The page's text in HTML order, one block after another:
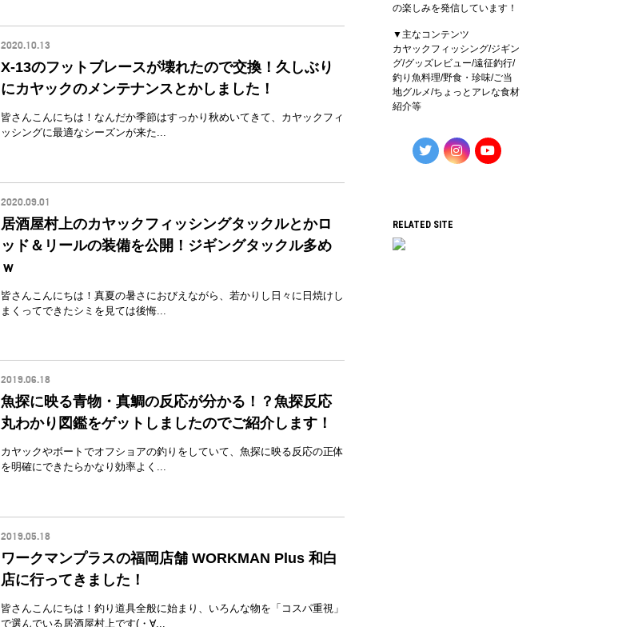
の楽しみを発信しています！
▼主なコンテンツ
カヤックフィッシング/ジギン
グ/グッズレビュー/遠征釣行/
釣り魚料理/野食・珍味/ご当
地グルメ/ちょっとアレな食材
紹介等
RELATED SITE
2020.10.13
X-13のフットブレースが壊れたので交換！久しぶり
にカヤックのメンテナンスとかしました！
皆さんこんにちは！なんだか季節はすっかり秋めいてきて、カヤックフィ
ッシングに最適なシーズンが来た...
2020.09.01
居酒屋村上のカヤックフィッシングタックルとかロ
ッド＆リールの装備を公開！ジギングタックル多め
ｗ
皆さんこんにちは！真夏の暑さにおびえながら、若かりし日々に日焼けし
まくってできたシミを見ては後悔...
2019.06.18
魚探に映る青物・真鯛の反応が分かる！？魚探反応
丸わかり図鑑をゲットしましたのでご紹介します！
カヤックやボートでオフショアの釣りをしていて、魚探に映る反応の正体
を明確にできたらかなり効率よく...
2019.05.18
ワークマンプラスの福岡店舗 WORKMAN Plus 和白
店に行ってきました！
皆さんこんにちは！釣り道具全般に始まり、いろんな物を「コスパ重視」
で選んでいる居酒屋村上です(・∀...